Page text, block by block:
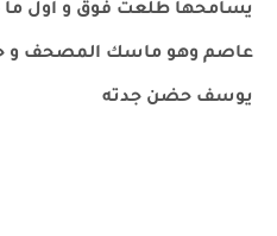
يسامحها طلعت فوق و اول ما
عاصم وهو ماسك المصحف و
يوسف حضن جدته